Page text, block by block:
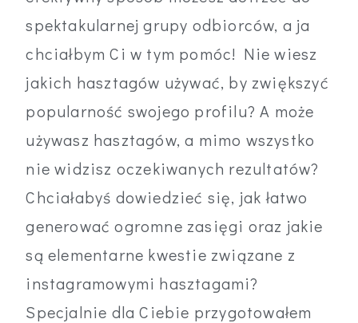
spektakularnej grupy odbiorców, a ja
chciałbym Ci w tym pomóc! Nie wiesz
jakich hasztagów używać, by zwiększyć
popularność swojego profilu? A może
używasz hasztagów, a mimo wszystko
nie widzisz oczekiwanych rezultatów?
Chciałabyś dowiedzieć się, jak łatwo
generować ogromne zasięgi oraz jakie
są elementarne kwestie związane z
instagramowymi hasztagami?
Specjalnie dla Ciebie przygotowałem